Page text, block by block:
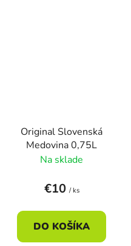
Original Slovenská
Medovina 0,75L
Na sklade
€10 / ks
DO KOŠÍKA